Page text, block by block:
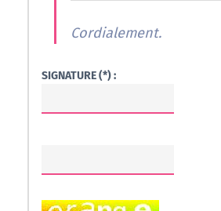
Cordialement.
SIGNATURE (*) :